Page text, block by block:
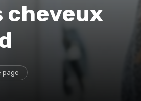
cheveux
page